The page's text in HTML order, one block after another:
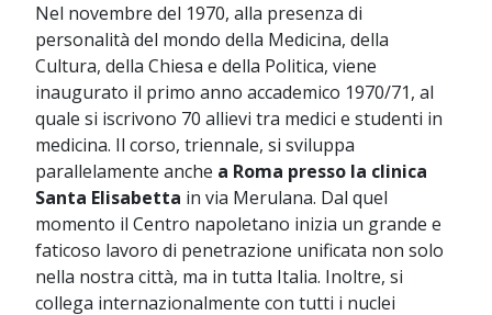
Nel novembre del 1970, alla presenza di
personalità del mondo della Medicina, della
Cultura, della Chiesa e della Politica, viene
inaugurato il primo anno accademico 1970/71, al
quale si iscrivono 70 allievi tra medici e studenti in
medicina. Il corso, triennale, si sviluppa
parallelamente anche a Roma presso la clinica
Santa Elisabetta in via Merulana. Dal quel
momento il Centro napoletano inizia un grande e
faticoso lavoro di penetrazione unificata non solo
nella nostra città, ma in tutta Italia. Inoltre, si
collega internazionalmente con tutti i nuclei